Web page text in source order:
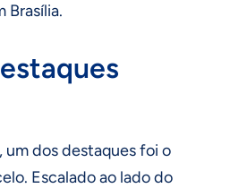
Brasília.
dos destaques foi o
Escalado ao lado do